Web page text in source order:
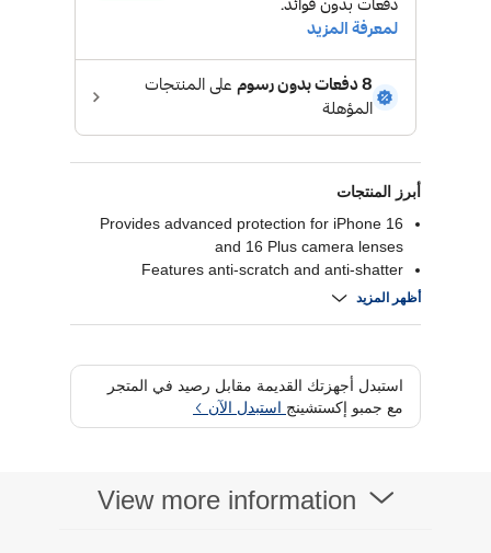
أبرز المنتجات
Provides advanced protection for iPhone 16
and 16 Plus camera lenses
Features anti-scratch and anti-shatter
technology
coverage
أظهر المزيد
استبدل أجهزتك القديمة مقابل رصيد في المتجر
مع جمبو إكستشينج استبدل الآن
View more information